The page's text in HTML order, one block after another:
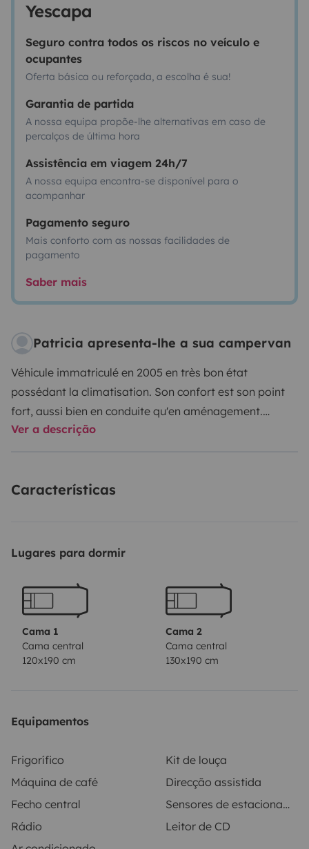
Yescapa
Seguro contra todos os riscos no veículo e
ocupantes
Oferta básica ou reforçada, a escolha é sua!
Garantia de partida
A nossa equipa propõe-lhe alternativas em caso de
percalços de última hora
Assistência em viagem 24h/7
A nossa equipa encontra-se disponível para o
acompanhar
Pagamento seguro
Mais conforto com as nossas facilidades de
pagamento
Saber mais
Patricia apresenta-lhe a sua campervan
Véhicule immatriculé en 2005 en très bon état
possédant la climatisation. Son confort est son point
fort, aussi bien en conduite qu'en aménagement.
Considéré sur autoroute comme un véhicule normal de
Ver a descrição
Características
Lugares para dormir
Cama 1
Cama central
120x190 cm
Cama 2
Cama central
130x190 cm
Equipamentos
Frigorífico
Kit de louça
Máquina de café
Direcção assistida
Fecho central
Sensores de estacionamento
Rádio
Leitor de CD